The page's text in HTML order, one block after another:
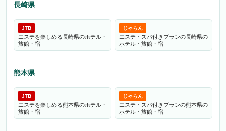
長崎県
JTB
エステを楽しめる長崎県のホテル・
旅館・宿
じゃらん
エステ・スパ付きプランの長崎県の
ホテル・旅館・宿
熊本県
JTB
エステを楽しめる熊本県のホテル・
旅館・宿
じゃらん
エステ・スパ付きプランの熊本県の
ホテル・旅館・宿